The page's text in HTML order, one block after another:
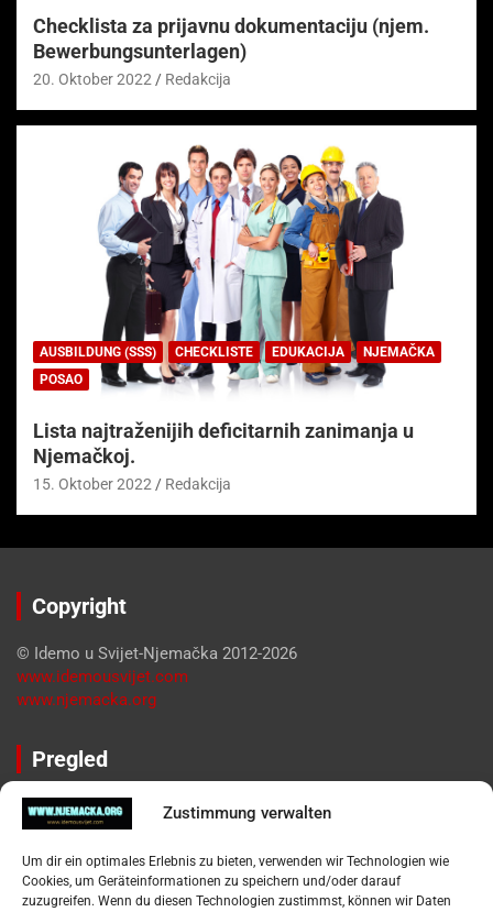
Zustimmung verwalten
Um dir ein optimales Erlebnis zu bieten, verwenden wir Technologien wie
Cookies, um Geräteinformationen zu speichern und/oder darauf
zuzugreifen. Wenn du diesen Technologien zustimmst, können wir Daten
Checklista za prijavnu dokumentaciju (njem.
Bewerbungsunterlagen)
20. Oktober 2022 Redakcija
AUSBILDUNG (SSS) CHECKLISTE EDUKACIJA
NJEMAČKA
POSAO
Lista najtraženijih deficitarnih zanimanja u
Njemačkoj.
15. Oktober 2022 Redakcija
Copyright
© Idemo u Svijet-Njemačka 2012-2026
www.idemousvijet.com
www.njemacka.org
Pregled
Impressum
Datenschutzerklärung
Widerufsbelehrung
Oglašavanje / Postavite svoj oglas